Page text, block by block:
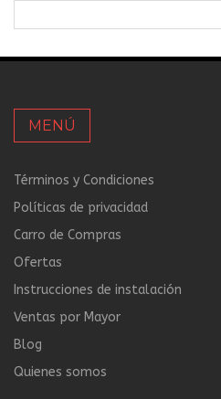
MENÚ
Términos y Condiciones
Políticas de privacidad
Carro de Compras
Ofertas
Instrucciones de instalación
Ventas por Mayor
Blog
Quienes somos